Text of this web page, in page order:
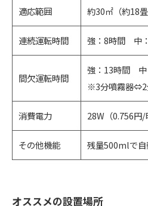
適応範囲 約30㎡（約18畳
連続運転時間 強：8時間 中
間欠運転時間
強：13時間
※3分噴霧器⇔2
消費電力 28W（0.756円/
その他機能 残量500mlで自
オススメの設置場所